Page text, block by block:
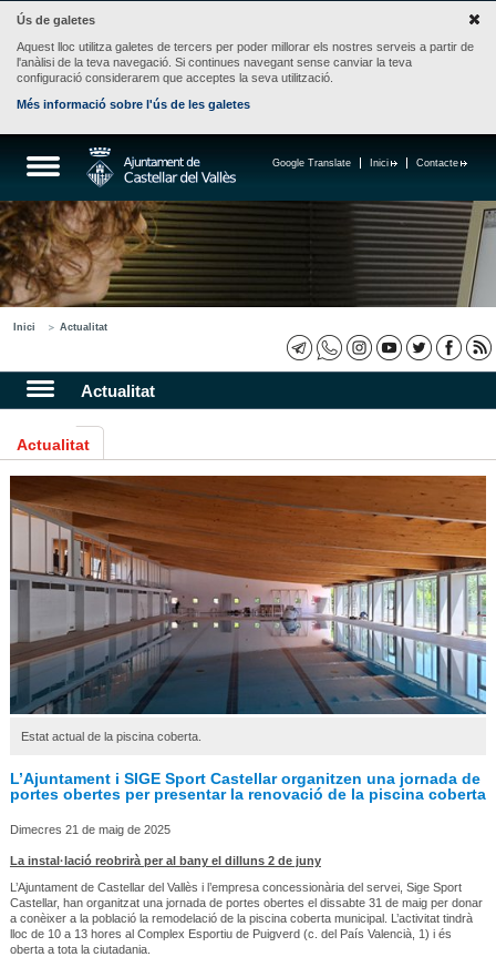
Ús de galetes
Aquest lloc utilitza galetes de tercers per poder millorar els nostres serveis a partir de
l'anàlisi de la teva navegació. Si continues navegant sense canviar la teva
configuració considerarem que acceptes la seva utilització.
Més informació sobre l'ús de les galetes
Contacte
Inici
Google Translate
Inici Actualitat
Actualitat
Actualitat
Estat actual de la piscina coberta.
L’Ajuntament i SIGE Sport Castellar organitzen una jornada de
portes obertes per presentar la renovació de la piscina coberta
Dimecres 21 de maig de 2025
La instal·lació reobrirà per al bany el dilluns 2 de juny
L’Ajuntament de Castellar del Vallès i l’empresa concessionària del servei, Sige Sport
Castellar, han organitzat una jornada de portes obertes el dissabte 31 de maig per donar
a conèixer a la població la remodelació de la piscina coberta municipal. L’activitat tindrà
lloc de 10 a 13 hores al Complex Esportiu de Puigverd (c. del País Valencià, 1) i és
oberta a tota la ciutadania.